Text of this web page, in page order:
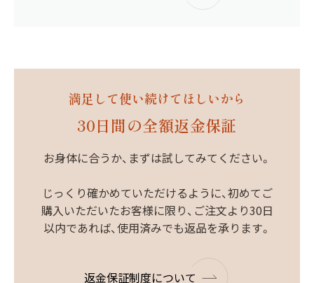
満足して使い続けてほしいから
30日間の全額返金保証
お身体に合うか、まずは試してみてください。
じっくり確かめていただけるように、初めてご
購入いただいたお客様に限り、ご注文より30日
以内であれば、使用済みでも返品を承ります。
返金保証制度について